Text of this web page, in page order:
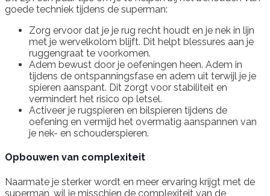
goede techniek tijdens de superman:
Zorg ervoor dat je je rug recht houdt en je nek in lijn
met je wervelkolom blijft. Dit helpt blessures aan je
ruggengraat te voorkomen.
Adem bewust door je oefeningen heen. Adem in
tijdens de ontspanningsfase en adem uit terwijl je je
spieren aanspant. Dit zorgt voor stabiliteit en
vermindert het risico op letsel.
Activeer je rugspieren en bilspieren tijdens de
oefening en vermijd het overmatig aanspannen van
je nek- en schouderspieren.
Opbouwen van complexiteit
Naarmate je sterker wordt en meer ervaring krijgt met de
superman, wil je misschien de complexiteit van de